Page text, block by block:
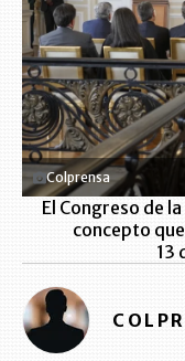
Colprensa
El Congreso de
concepto
13